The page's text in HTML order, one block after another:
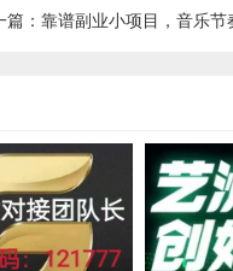
篇：靠谱副业小项目，音乐节